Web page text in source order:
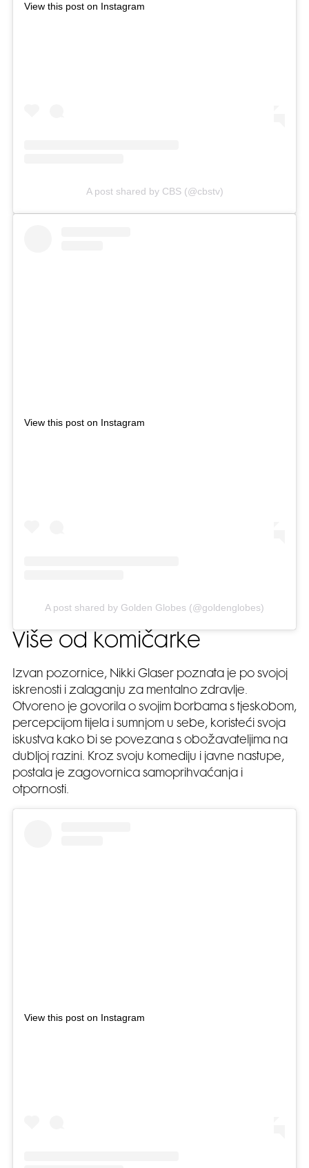
View this post on Instagram
A post shared by CBS (@cbstv)
View this post on Instagram
A post shared by Golden Globes (@goldenglobes)
Više od komičarke
Izvan pozornice, Nikki Glaser poznata je po svojoj
iskrenosti i zalaganju za mentalno zdravlje.
Otvoreno je govorila o svojim borbama s tjeskobom,
percepcijom tijela i sumnjom u sebe, koristeći svoja
iskustva kako bi se povezana s obožavateljima na
dubljoj razini. Kroz svoju komediju i javne nastupe,
postala je zagovornica samoprihvaćanja i
otpornosti.
View this post on Instagram